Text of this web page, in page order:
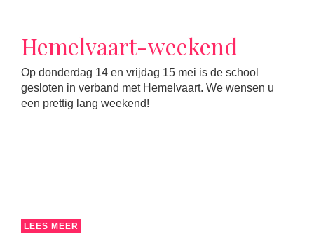
Hemelvaart-weekend
Op donderdag 14 en vrijdag 15 mei is de school
gesloten in verband met Hemelvaart. We wensen u
een prettig lang weekend!
LEES MEER